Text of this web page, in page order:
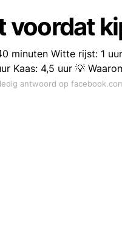
voordat
minuten Witte rijst: 1
Kaas: 4,5 uur 💡
antwoord op